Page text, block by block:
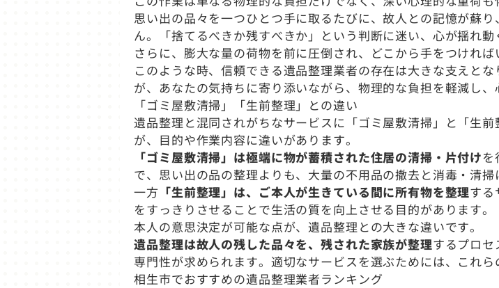
思い出の品々を一つひとつ手に取るたびに、故人との記憶が蘇
ん。「捨てるべきか残すべきか」という判断に迷い、心が揺れ動
さらに、膨大な量の荷物を前に圧倒され、どこから手をつければ
このような時、信頼できる遺品整理業者の存在は大きな支えと
が、あなたの気持ちに寄り添いながら、物理的な負担を軽減し、
「ゴミ屋敷清掃」「生前整理」との違い
遺品整理と混同されがちなサービスに「ゴミ屋敷清掃」と「生
が、目的や作業内容に違いがあります。
「ゴミ屋敷清掃」は極端に物が蓄積された住居の清掃・片付け
で、思い出の品の整理よりも、大量の不用品の撤去と消毒・清掃
一方 「生前整理」は、ご本人が生きている間に所有物を整理する
をすっきりさせることで生活の質を向上させる目的があります。
本人の意思決定が可能な点が、遺品整理との大きな違いです。
遺品整理は故人の残した品々を、残された家族が整理するプロ
専門性が求められます。適切なサービスを選ぶためには、これら
相生市でおすすめの遺品整理業者ランキング